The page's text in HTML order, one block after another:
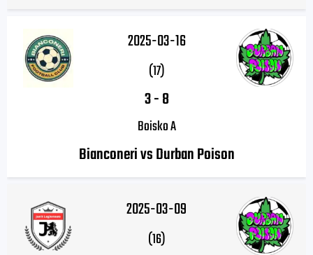
2025-03-16
(17)
3-8
Boisko A
Bianconeri vs Durban Poison
2025-03-09
(16)